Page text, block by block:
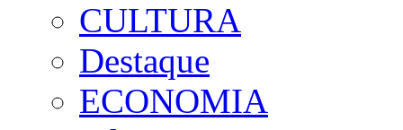
CULTURA
Destaque
ECONOMIA